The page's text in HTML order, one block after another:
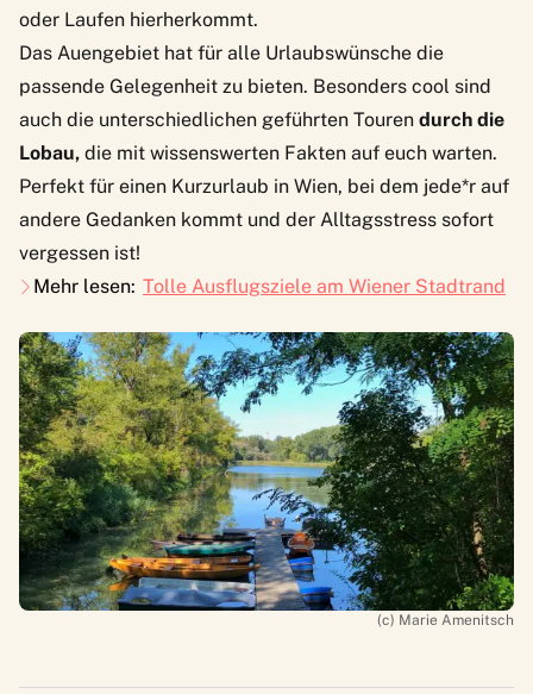
oder Laufen hierherkommt.
Das Auengebiet hat für alle Urlaubswünsche die
passende Gelegenheit zu bieten. Besonders cool sind
auch die unterschiedlichen geführten Touren durch die
Lobau, die mit wissenswerten Fakten auf euch warten.
Perfekt für einen Kurzurlaub in Wien, bei dem jede*r auf
andere Gedanken kommt und der Alltagsstress sofort
vergessen ist!
Mehr lesen: Tolle Ausflugsziele am Wiener Stadtrand
(c) Marie Amenitsch